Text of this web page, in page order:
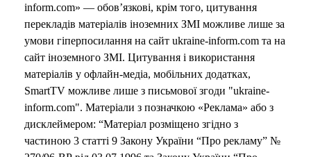
inform.com» — обов’язкові, крім того, цитування
перекладів матеріалів іноземних ЗМІ можливе лише за
умови гіперпосилання на сайт ukraine-inform.com та на
сайт іноземного ЗМІ. Цитування і використання
матеріалів у офлайн-медіа, мобільних додатках,
SmartTV можливе лише з письмової згоди "ukraine-
inform.com". Матеріали з позначкою «Реклама» або з
дисклеймером: “Матеріал розміщено згідно з
частиною 3 статті 9 Закону України “Про рекламу” №